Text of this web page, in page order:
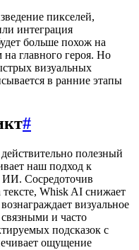
пикселей,
интеграция
больше похож на
главного героя. Но
визуальных
в ранние этапы
#
полезный
наш подход к
Сосредоточив
Whisk AI снижает
визуальное
и часто
подсказок с
ощущение